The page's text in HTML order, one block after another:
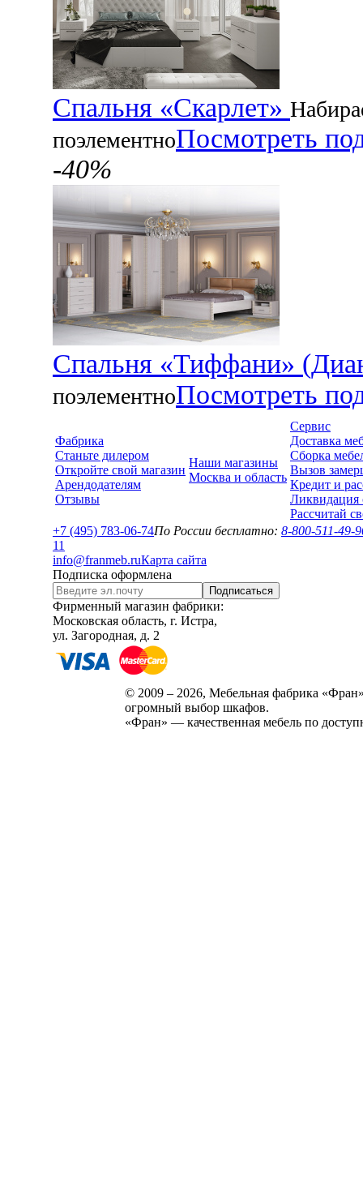
Спальня «Скарлет»
поэлементноПосмотреть
-40%
Спальня «Тиффани»
поэлементноПосмотреть
Фабрика
Станьте дилером
Откройте свой магазин
Арендодателям
Отзывы
Наши магазины
Москва и область
Сервис
Доставка
Сборка
Вызов
Кредит и
Ликвидация
Рассчитай
+7 (495) 783-06-74По России бесплатно: 8-800-511-49-
11
info@franmeb.ruКарта сайта
Подписка оформлена
Подписаться
Фирменный магазин фабрики:
Московская область, г. Истра,
ул. Загородная, д. 2
© 2009 – 2026, Мебельная фабрика
огромный выбор шкафов.
«Фран» — качественная мебель по